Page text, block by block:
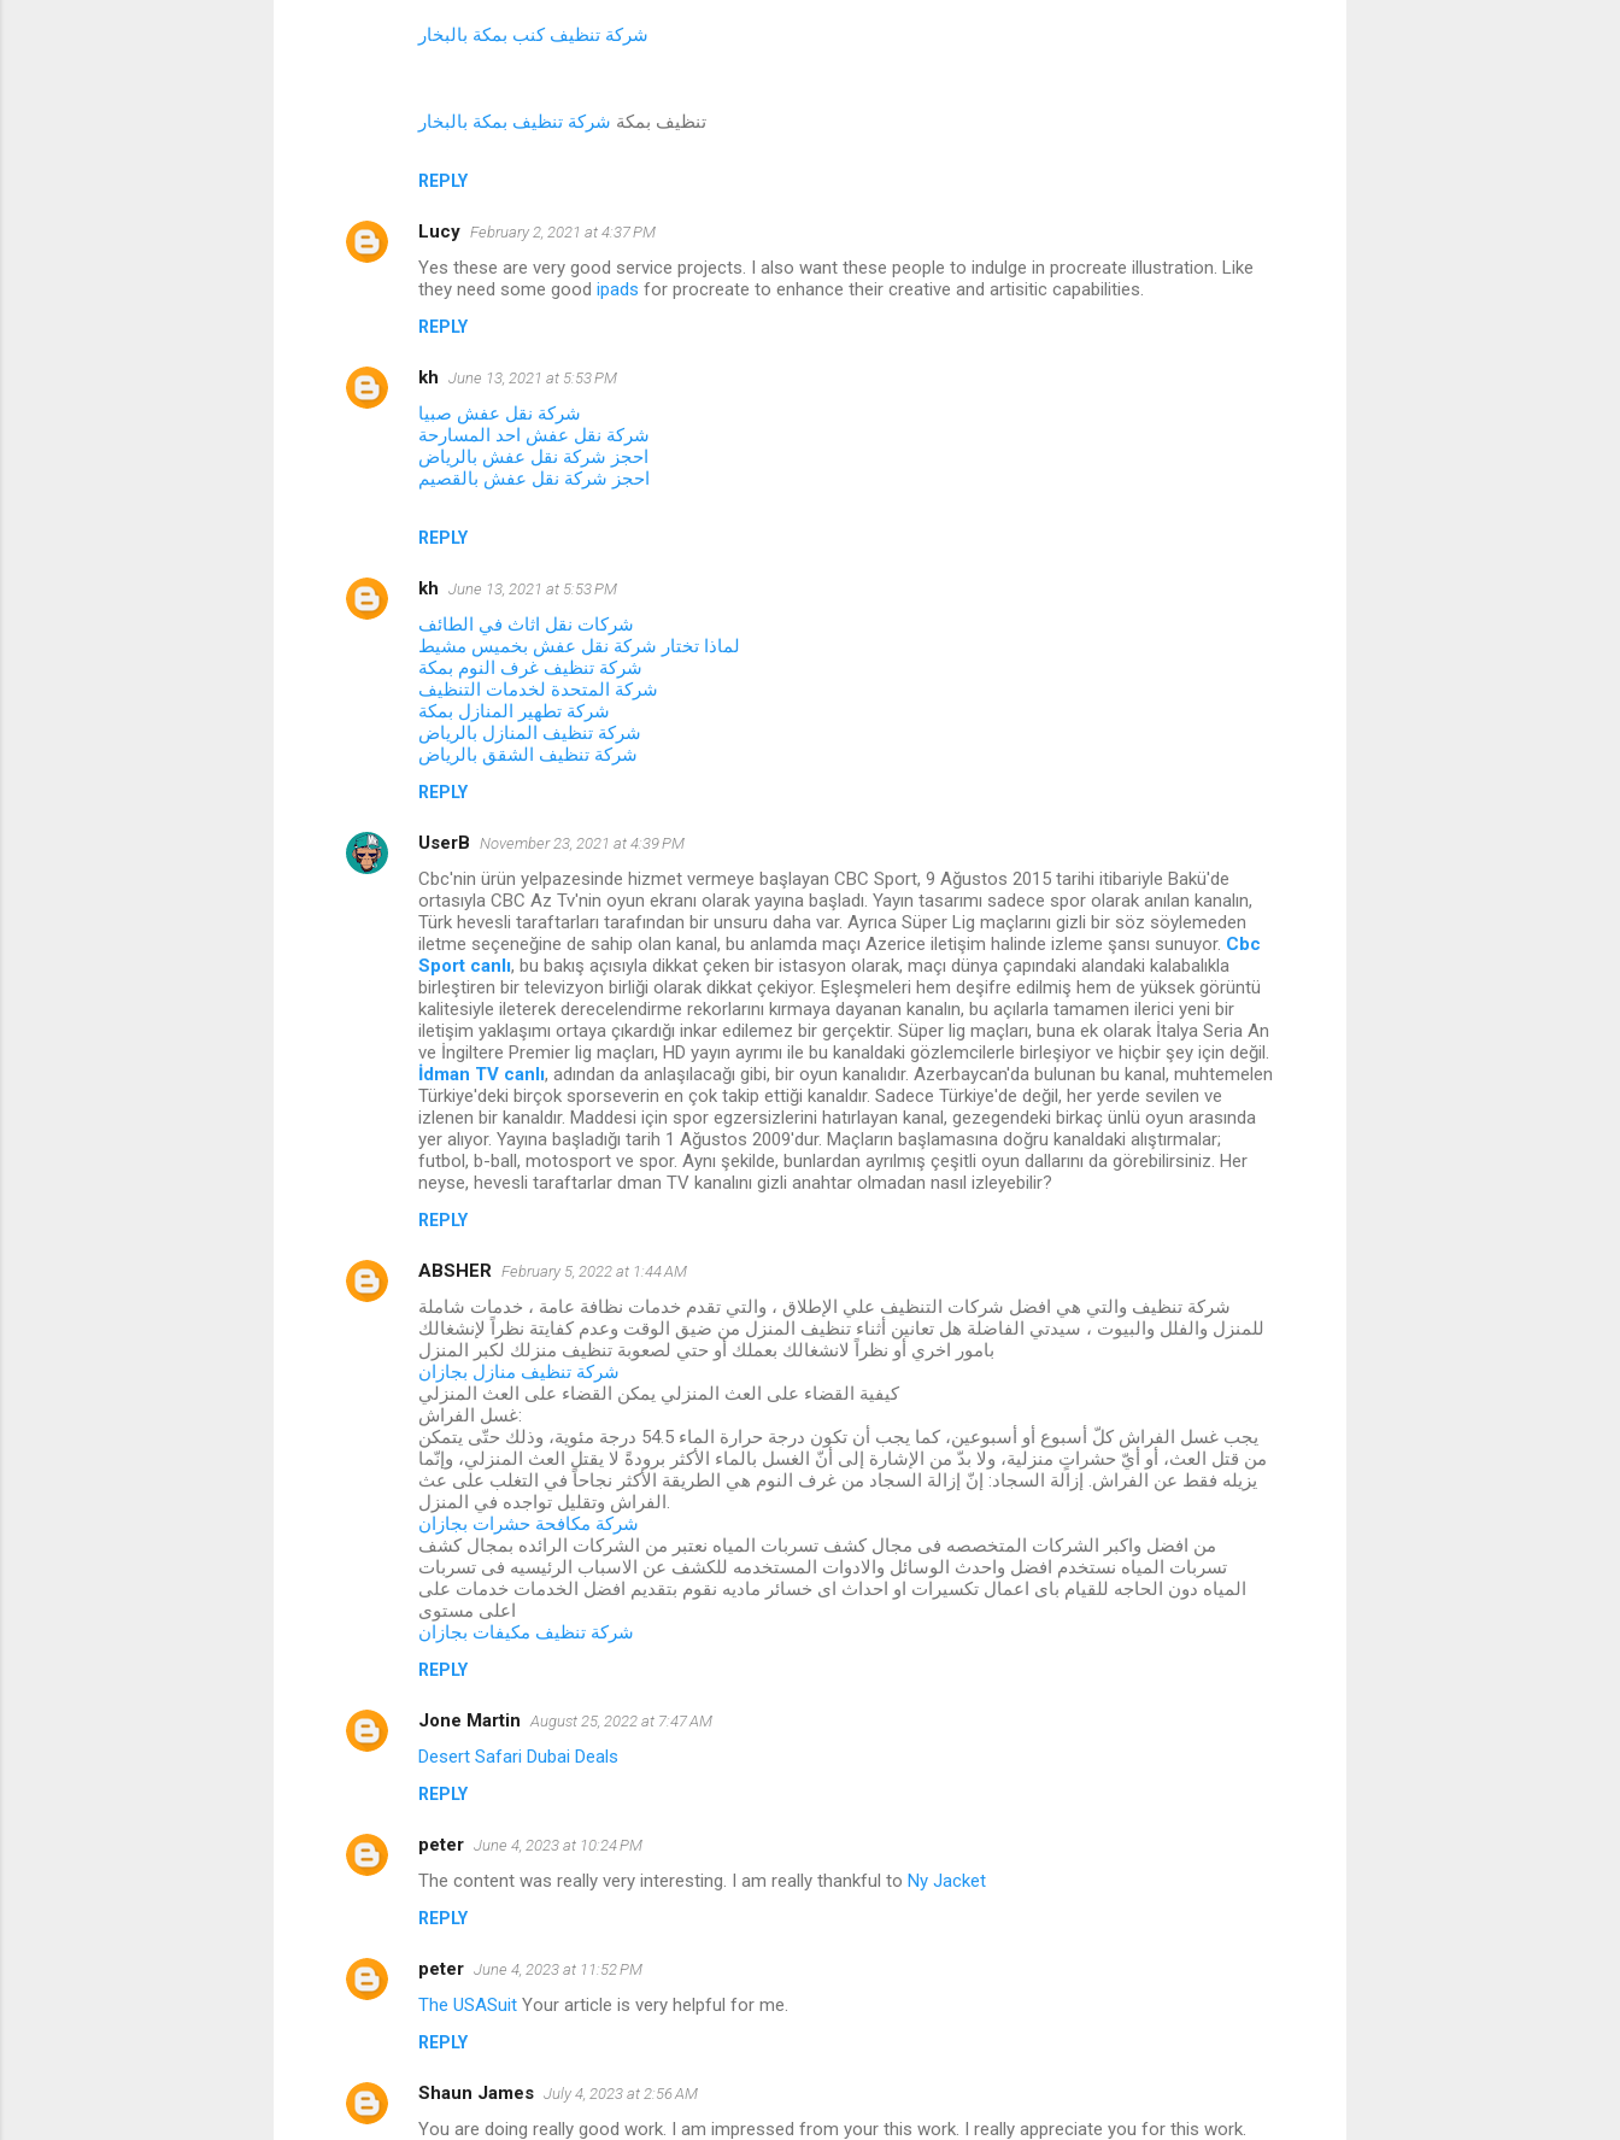
شركة تنظيف كنب بمكة بالبخار
تنظيف بمكة شركة تنظيف بمكة بالبخار
REPLY
Lucy February 2, 2021 at 4:37 PM
Yes these are very good service projects. I also want these people to indulge in procreate illustration. Like
they need some good ipads for procreate to enhance their creative and artisitic capabilities.
REPLY
kh June 13, 2021 at 5:53 PM
شركة نقل عفش صبيا
شركة نقل عفش احد المسارحة
احجز شركة نقل عفش بالرياض
احجز شركة نقل عفش بالقصيم
REPLY
kh June 13, 2021 at 5:53 PM
شركات نقل اثاث في الطائف
لماذا تختار شركة نقل عفش بخميس مشيط
شركة تنظيف غرف النوم بمكة
شركة المتحدة لخدمات التنظيف
شركة تطهير المنازل بمكة
شركة تنظيف المنازل بالرياض
شركة تنظيف الشقق بالرياض
REPLY
UserB November 23, 2021 at 4:39 PM
Cbc'nin ürün yelpazesinde hizmet vermeye başlayan CBC Sport, 9 Ağustos 2015 tarihi itibariyle Bakü'de
ortasıyla CBC Az Tv'nin oyun ekranı olarak yayına başladı. Yayın tasarımı sadece spor olarak anılan kanalın,
Türk hevesli taraftarları tarafından bir unsuru daha var. Ayrıca Süper Lig maçlarını gizli bir söz söylemeden
iletme seçeneğine de sahip olan kanal, bu anlamda maçı Azerice iletişim halinde izleme şansı sunuyor. Cbc
Sport canlı, bu bakış açısıyla dikkat çeken bir istasyon olarak, maçı dünya çapındaki alandaki kalabalıkla
birleştiren bir televizyon birliği olarak dikkat çekiyor. Eşleşmeleri hem deşifre edilmiş hem de yüksek görüntü
kalitesiyle ileterek derecelendirme rekorlarını kırmaya dayanan kanalın, bu açılarla tamamen ilerici yeni bir
iletişim yaklaşımı ortaya çıkardığı inkar edilemez bir gerçektir. Süper lig maçları, buna ek olarak İtalya Seria An
ve İngiltere Premier lig maçları, HD yayın ayrımı ile bu kanaldaki gözlemcilerle birleşiyor ve hiçbir şey için değil.
İdman TV canlı, adından da anlaşılacağı gibi, bir oyun kanalıdır. Azerbaycan'da bulunan bu kanal, muhtemelen
Türkiye'deki birçok sporseverin en çok takip ettiği kanaldır. Sadece Türkiye'de değil, her yerde sevilen ve
izlenen bir kanaldır. Maddesi için spor egzersizlerini hatırlayan kanal, gezegendeki birkaç ünlü oyun arasında
yer alıyor. Yayına başladığı tarih 1 Ağustos 2009'dur. Maçların başlamasına doğru kanaldaki alıştırmalar;
futbol, b-ball, motosport ve spor. Aynı şekilde, bunlardan ayrılmış çeşitli oyun dallarını da görebilirsiniz. Her
neyse, hevesli taraftarlar dman TV kanalını gizli anahtar olmadan nasıl izleyebilir?
REPLY
ABSHER February 5, 2022 at 1:44 AM
شركة تنظيف والتي هي افضل شركات التنظيف علي الإطلاق ، والتي تقدم خدمات نظافة عامة ، خدمات شاملة
للمنزل والفلل والبيوت ، سيدتي الفاضلة هل تعانين أثناء تنظيف المنزل من ضيق الوقت وعدم كفايتة نظراً لإنشغالك
بامور اخري أو نظراً لانشغالك بعملك أو حتي لصعوبة تنظيف منزلك لكبر المنزل
شركة تنظيف منازل بجازان
كيفية القضاء على العث المنزلي يمكن القضاء على العث المنزلي
غسل الفراش:
يجب غسل الفراش كلّ أسبوع أو أسبوعين، كما يجب أن تكون درجة حرارة الماء 54.5 درجة مئوية، وذلك حتّى يتمكن
من قتل العث، أو أيّ حشراتٍ منزلية، ولا بدّ من الإشارة إلى أنّ الغسل بالماء الأكثر برودةً لا يقتل العث المنزلي، وإنّما
يزيله فقط عن الفراش. إزالة السجاد: إنّ إزالة السجاد من غرف النوم هي الطريقة الأكثر نجاحاً في التغلب على عث
الفراش وتقليل تواجده في المنزل.
شركة مكافحة حشرات بجازان
من افضل واكبر الشركات المتخصصه فى مجال كشف تسربات المياه نعتبر من الشركات الرائده بمجال كشف
تسربات المياه نستخدم افضل واحدث الوسائل والادوات المستخدمه للكشف عن الاسباب الرئيسيه فى تسربات
المياه دون الحاجه للقيام باى اعمال تكسيرات او احداث اى خسائر ماديه نقوم بتقديم افضل الخدمات خدمات على
اعلى مستوى
شركة تنظيف مكيفات بجازان
REPLY
Jone Martin August 25, 2022 at 7:47 AM
Desert Safari Dubai Deals
REPLY
peter June 4, 2023 at 10:24 PM
The content was really very interesting. I am really thankful to Ny Jacket
REPLY
peter June 4, 2023 at 11:52 PM
The USASuit Your article is very helpful for me.
REPLY
Shaun James July 4, 2023 at 2:56 AM
You are doing really good work. I am impressed from your this work. I really appreciate you for this work.